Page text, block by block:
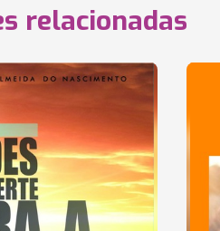
relacionadas